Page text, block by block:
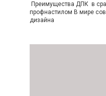
Преимущества ДПК в
профнастилом В мире
дизайна